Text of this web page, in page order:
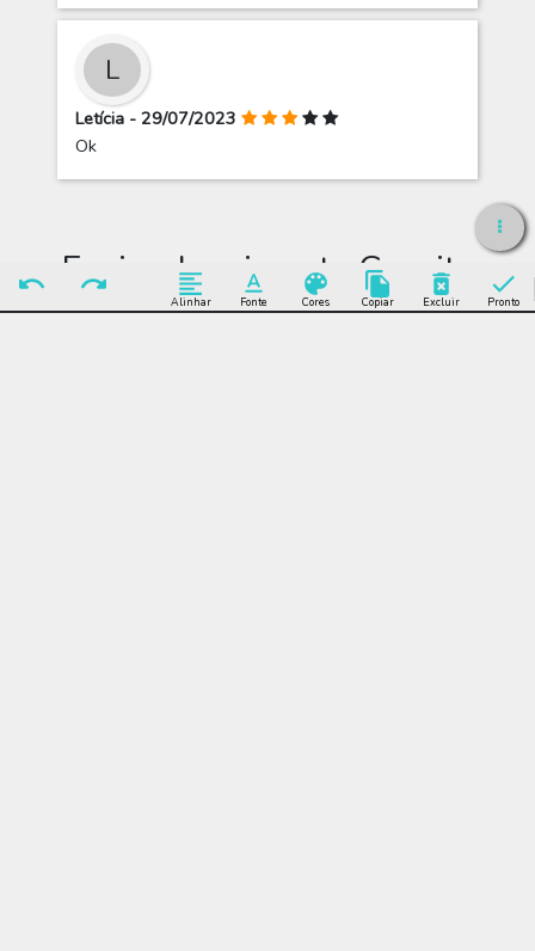
Alinhar Fonte Cores Copiar Excluir Pronto
L
Letícia - 29/07/2023
Ok
Enviar depoimento Convite
Basquete De Aniversário Escuro